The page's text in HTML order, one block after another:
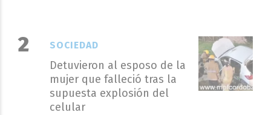
Detuvieron al esposo de la
mujer que falleció tras la
supuesta explosión del
celular
SOCIEDAD